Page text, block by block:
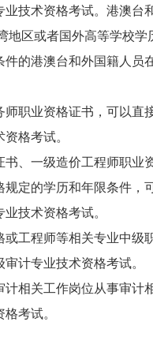
技术资格考试。港澳
地区或者国外高等学校
的港澳台和外国籍人员
职业资格证书，可以直
格考试。
、一级造价工程师职
定的学历和年限条件
技术资格考试。
工程师等相关专业中级
计专业技术资格考试。
相关工作岗位从事审计
考试。